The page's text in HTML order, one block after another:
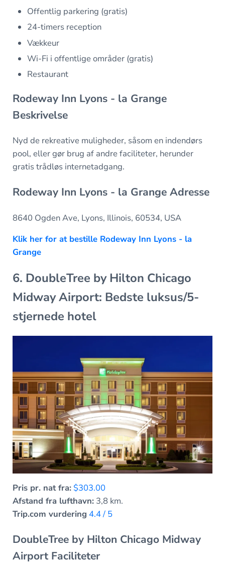
Offentlig parkering (gratis)
24-timers reception
Vækkeur
Wi-Fi i offentlige områder (gratis)
Restaurant
Rodeway Inn Lyons - la Grange
Beskrivelse
Nyd de rekreative muligheder, såsom en indendørs
pool, eller gør brug af andre faciliteter, herunder
gratis trådløs internetadgang.
Rodeway Inn Lyons - la Grange Adresse
8640 Ogden Ave, Lyons, Illinois, 60534, USA
Klik her for at bestille Rodeway Inn Lyons - la
Grange
6. DoubleTree by Hilton Chicago
Midway Airport: Bedste luksus/5-
stjernede hotel
Pris pr. nat fra: $303.00
Afstand fra lufthavn:3,8 km.
Trip.com vurdering 4.4 / 5
DoubleTree by Hilton Chicago Midway
Airport Faciliteter